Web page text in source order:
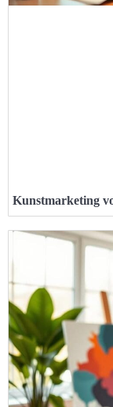
Kunstmarketing